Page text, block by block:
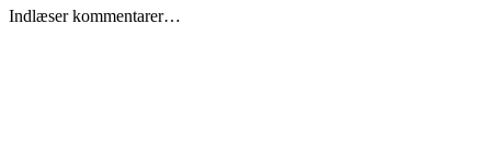
Indlæser kommentarer…